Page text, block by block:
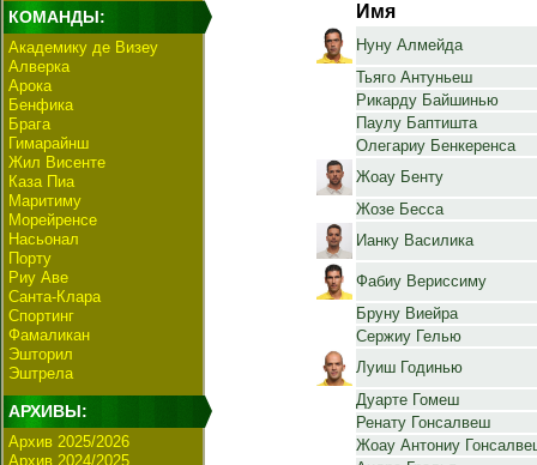
КОМАНДЫ:
Академику де Визеу
Алверка
Арока
Бенфика
Брага
Гимарайнш
Жил Висенте
Каза Пиа
Маритиму
Морейренсе
Насьонал
Порту
Риу Аве
Санта-Клара
Спортинг
Фамаликан
Эшторил
Эштрела
АРХИВЫ:
Архив 2025/2026
Архив 2024/2025
Имя
Нуну Алмейда
Тьяго Антуньеш
Рикарду Байшинью
Паулу Баптишта
Олегариу Бенкеренса
Жоау Бенту
Жозе Бесса
Ианку Василика
Фабиу Вериссиму
Бруну Виейра
Сержиу Гелью
Луиш Годинью
Дуарте Гомеш
Ренату Гонсалвеш
Жоау Антониу